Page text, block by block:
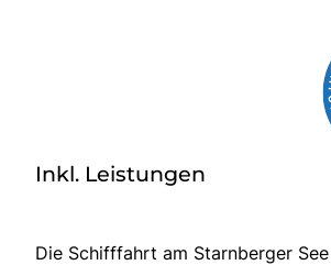
Inkl. Leistungen
Die Schifffahrt am Starnberger